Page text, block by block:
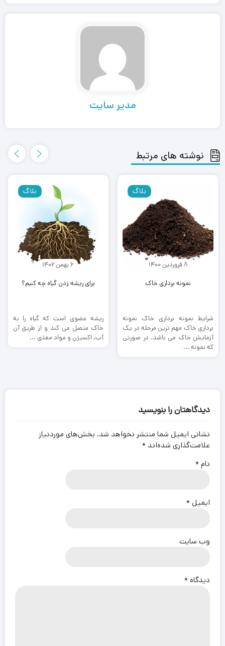
مدیر سایت
نوشته های مرتبط
بلاگ
8 فروردین 1400
نمونه برداری خاک
شرایط نمونه برداری خاک نمونه
برداری خاک مهم ترین مرحله در یک
آزمایش خاک می باشد. در صورتی
که نمونه ...
بلاگ
6 بهمن 1402
برای ریشه زدن گیاه چه کنیم؟
ریشه عضوی است که گیاه را به
خاک متصل می کند و از طریق آن
آب، اکسیژن و مواد مغذی ...
دیدگاهتان را بنویسید
نشانی ایمیل شما منتشر نخواهد شد. بخش‌های موردنیاز
علامت‌گذاری شده‌اند *
نام*
ایمیل*
وب‌ سایت
دیدگاه*